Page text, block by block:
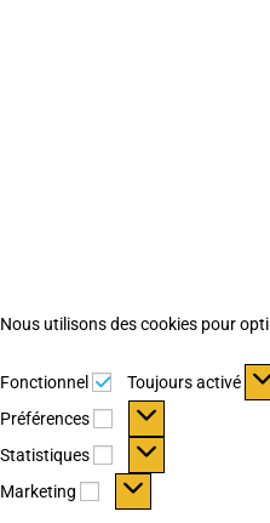
Nous utilisons des cookies pour
Fonctionnel Fonctionnel
Toujours activé
Préférences
Préférences
Statistiques Statistiques
Marketing Marketing